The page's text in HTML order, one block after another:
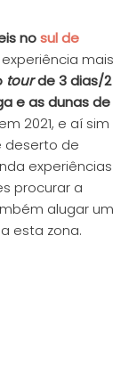
nosul de
mais
tourde 3 dias/2
e as dunas de
2021, e aí sim
deserto de
experiências
procurar a
alugar um
esta zona.